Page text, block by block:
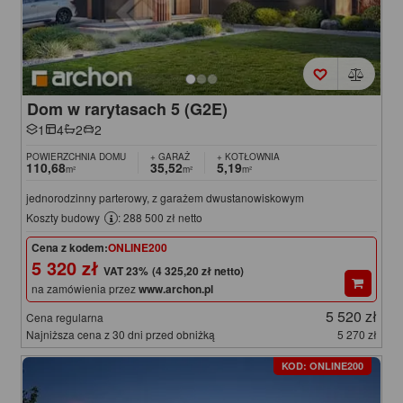
Dom w rarytasach 5 (G2E)
1 4 2 2
POWIERZCHNIA DOMU
110,68m²
+ GARAŻ
35,52m²
+ KOTŁOWNIA
5,19m²
jednorodzinny parterowy, z garażem dwustanowiskowym
Koszty budowy
: 288 500 zł netto
Cena z kodem:ONLINE200
5 320 zł (4 325,20 zł netto)
na zamówienia przezwww.archon.pl
Cena regularna 5 520 zł
Najniższa cena z 30 dni przed obniżką 5 270 zł
KOD: ONLINE200